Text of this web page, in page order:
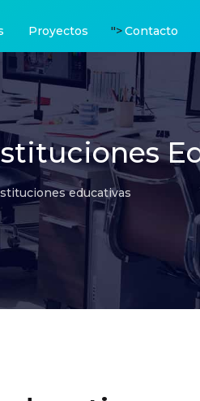
Proyectos ">Contacto
educativas